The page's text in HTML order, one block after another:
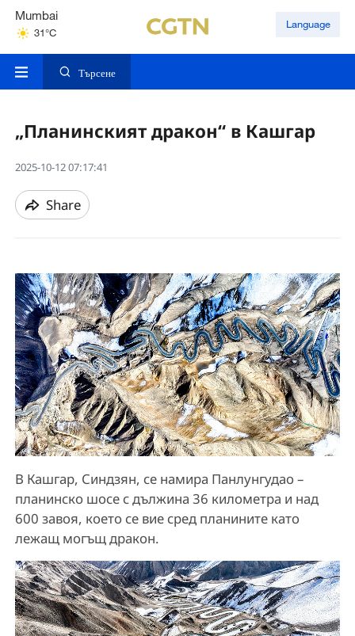
Mumbai
31°C
Kuala Lumpur
Language
Търсене
„Планинският дракон“ в Кашгар
2025-10-12 07:17:41
Share
В Кашгар, Синдзян, се намира Панлунгудао –
планинско шосе с дължина 36 километра и над
600 завоя, което се вие сред планините като
лежащ могъщ дракон.